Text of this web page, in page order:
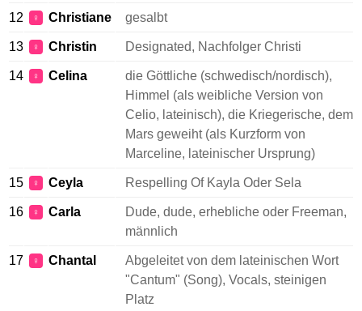
12 ♀ Christiane gesalbt
13 ♀ Christin Designated, Nachfolger Christi
14 ♀ Celina
die Göttliche (schwedisch/nordisch),
Himmel (als weibliche Version von
Celio, lateinisch), die Kriegerische, dem
Mars geweiht (als Kurzform von
Marceline, lateinischer Ursprung)
15 ♀ Ceyla Respelling Of Kayla Oder Sela
16 ♀ Carla
Dude, dude, erhebliche oder Freeman,
männlich
17 ♀ Chantal
Abgeleitet von dem lateinischen Wort
"Cantum" (Song), Vocals, steinigen
Platz